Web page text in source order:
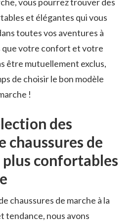
et ​élégantes‍ qui vous
​toutes vos aventures à
que votre⁢ confort et votre
être ⁢mutuellement exclus,
de‌ choisir le bon modèle
!
des
chaussures de
plus confortables
​chaussures de marche à la
tendance, nous avons